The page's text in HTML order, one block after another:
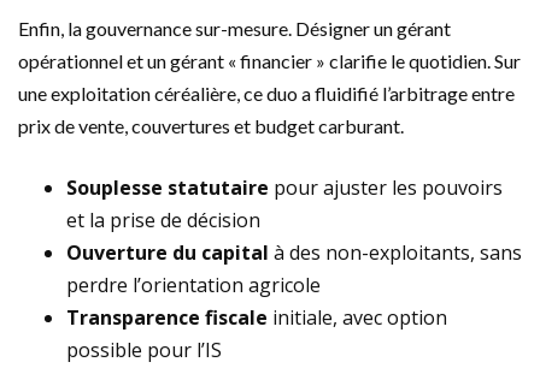
Enfin, la gouvernance sur-mesure. Désigner un gérant
opérationnel et un gérant « financier » clarifie le quotidien. Sur
une exploitation céréalière, ce duo a fluidifié l’arbitrage entre
prix de vente, couvertures et budget carburant.
Souplesse statutaire pour ajuster les pouvoirs
et la prise de décision
Ouverture du capital à des non-exploitants, sans
perdre l’orientation agricole
Transparence fiscale initiale, avec option
possible pour l’IS